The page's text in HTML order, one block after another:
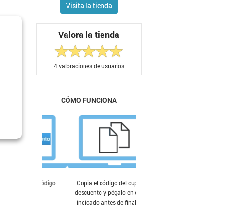
Visita la tienda
Valora la tienda
4valoraciones de usuarios
CÓMO FUNCIONA
Copia el código del cupón de
descuento y pégalo en el lugar
indicado antes de finalizar tu